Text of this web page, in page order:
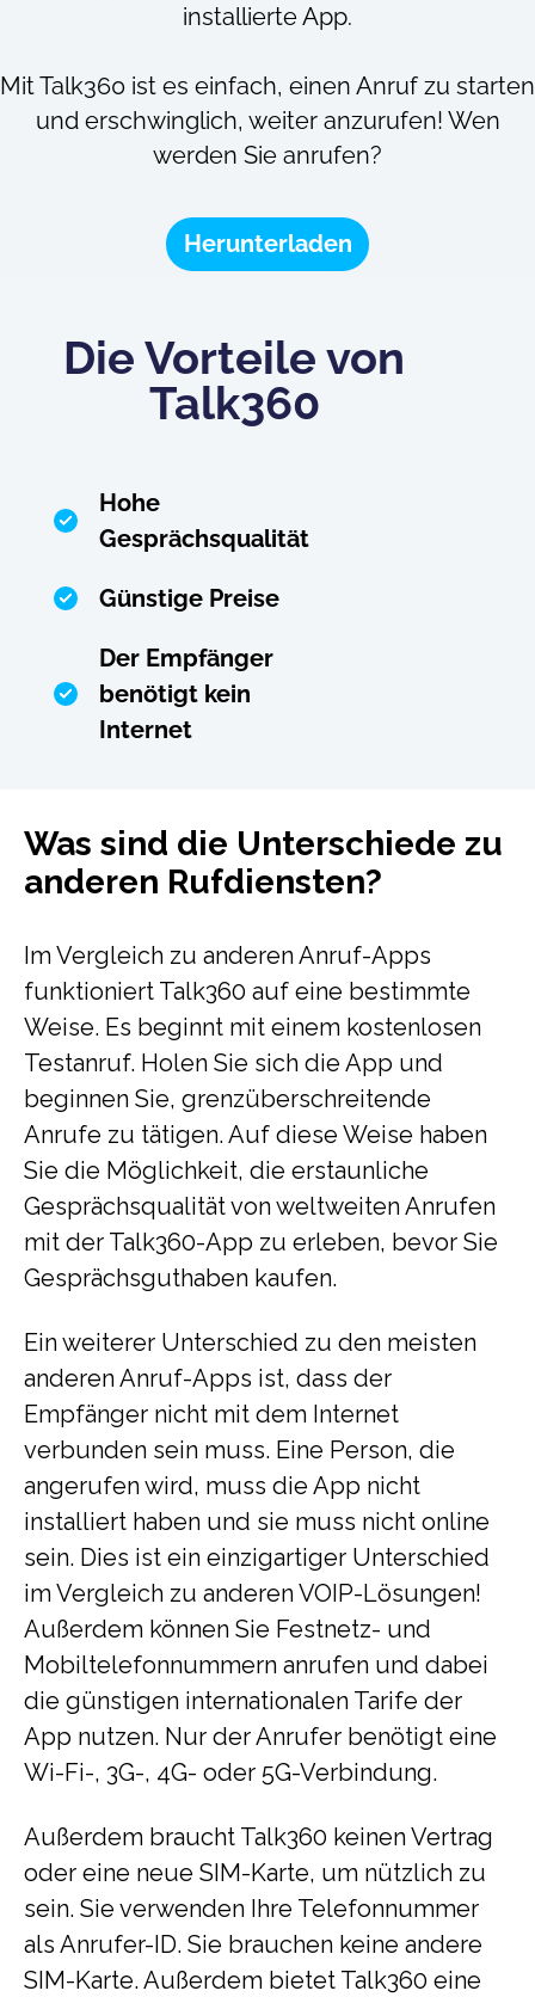
installierte App.
Mit Talk360 ist es einfach, einen Anruf zu starten
und erschwinglich, weiter anzurufen! Wen
werden Sie anrufen?
Herunterladen
Die Vorteile von
Talk360
Hohe
Gesprächsqualität
Günstige Preise
Der Empfänger
benötigt kein
Internet
Was sind die Unterschiede zu
anderen Rufdiensten?
Im Vergleich zu anderen Anruf-Apps
funktioniert Talk360 auf eine bestimmte
Weise. Es beginnt mit einem kostenlosen
Testanruf. Holen Sie sich die App und
beginnen Sie, grenzüberschreitende
Anrufe zu tätigen. Auf diese Weise haben
Sie die Möglichkeit, die erstaunliche
Gesprächsqualität von weltweiten Anrufen
mit der Talk360-App zu erleben, bevor Sie
Gesprächsguthaben kaufen.
Ein weiterer Unterschied zu den meisten
anderen Anruf-Apps ist, dass der
Empfänger nicht mit dem Internet
verbunden sein muss. Eine Person, die
angerufen wird, muss die App nicht
installiert haben und sie muss nicht online
sein. Dies ist ein einzigartiger Unterschied
im Vergleich zu anderen VOIP-Lösungen!
Außerdem können Sie Festnetz- und
Mobiltelefonnummern anrufen und dabei
die günstigen internationalen Tarife der
App nutzen. Nur der Anrufer benötigt eine
Wi-Fi-, 3G-, 4G- oder 5G-Verbindung.
Außerdem braucht Talk360 keinen Vertrag
oder eine neue SIM-Karte, um nützlich zu
sein. Sie verwenden Ihre Telefonnummer
als Anrufer-ID. Sie brauchen keine andere
SIM-Karte. Außerdem bietet Talk360 eine